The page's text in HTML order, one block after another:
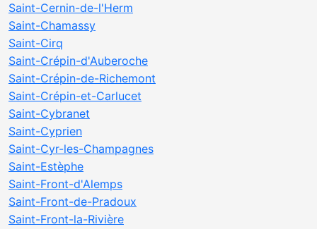
Saint-Cernin-de-l'Herm
Saint-Chamassy
Saint-Cirq
Saint-Crépin-d'Auberoche
Saint-Crépin-de-Richemont
Saint-Crépin-et-Carlucet
Saint-Cybranet
Saint-Cyprien
Saint-Cyr-les-Champagnes
Saint-Estèphe
Saint-Front-d'Alemps
Saint-Front-de-Pradoux
Saint-Front-la-Rivière